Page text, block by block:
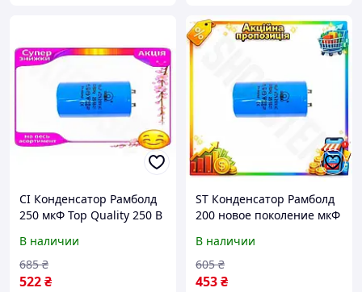
CI Конденсатор Рамболд
250 мкФ Top Quality 250 В
электролитический
конденсатор для схе CI2-
888
В наличии
522₴
685 ₴
ST Конденсатор Рамболд
200 новое поколение мкФ
конденсатор для схем
питания бл OST|ER
В наличии
453₴
605 ₴